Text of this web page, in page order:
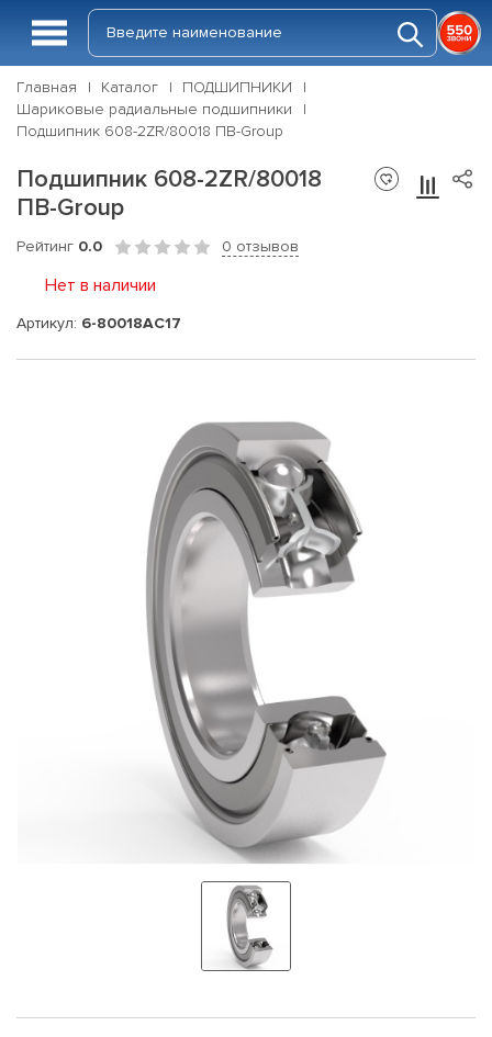
Главная Каталог
ПОДШИПНИКИ
Шариковые радиальные подшипники
Подшипник 608-2ZR/80018 ПВ-Group
Подшипник 608-2ZR/80018
ПВ-Group
Рейтинг 0.0 0 отзывов
Нет в наличии
Артикул: 6-80018АС17